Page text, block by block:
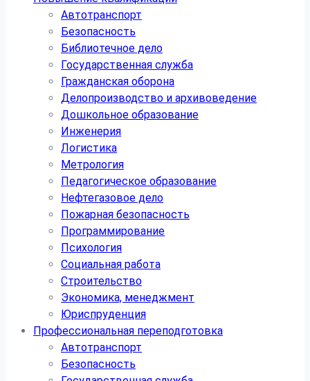
Автотранспорт
Безопасность
Библиотечное дело
Государственная служба
Гражданская оборона
Делопроизводство и архивоведение
Дошкольное образование
Инженерия
Логистика
Метрология
Педагогическое образование
Нефтегазовое дело
Пожарная безопасность
Программирование
Психология
Социальная работа
Строительство
Экономика, менеджмент
Юриспруденция
Профессиональная переподготовка
Автотранспорт
Безопасность